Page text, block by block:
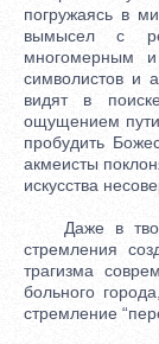
погружаясь в
вымысел с
многомерным
символистов и
видят в
ощущением
пробудить
акмеисты
искусства
Даже в
стремления
трагизма
больного
стремление